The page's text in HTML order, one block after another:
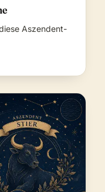
Aszendent-